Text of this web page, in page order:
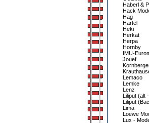
Haberl &
Hack
Hag
Hartel
Heki
Herkat
Herpa
Hornby
IMU-
Jouef
Lemaco
Lemke
Lenz
Liliput (alt
Liliput
Lima
Loewe
Lux -